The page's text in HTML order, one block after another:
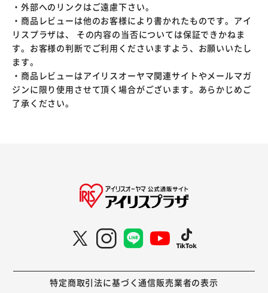
・外部へのリンクはご遠慮下さい。
・商品レビューは他のお客様により書かれたものです。アイ
リスプラザは、 その内容の当否については保証できかねま
す。お客様の判断でご利用くださいますよう、お願いいたし
ます。
・商品レビューはアイリスオーヤマ関連サイトやメールマガ
ジンに限り使用させて頂く場合がございます。あらかじめご
了承ください。
特定商取引法に基づく通信販売業者の表示